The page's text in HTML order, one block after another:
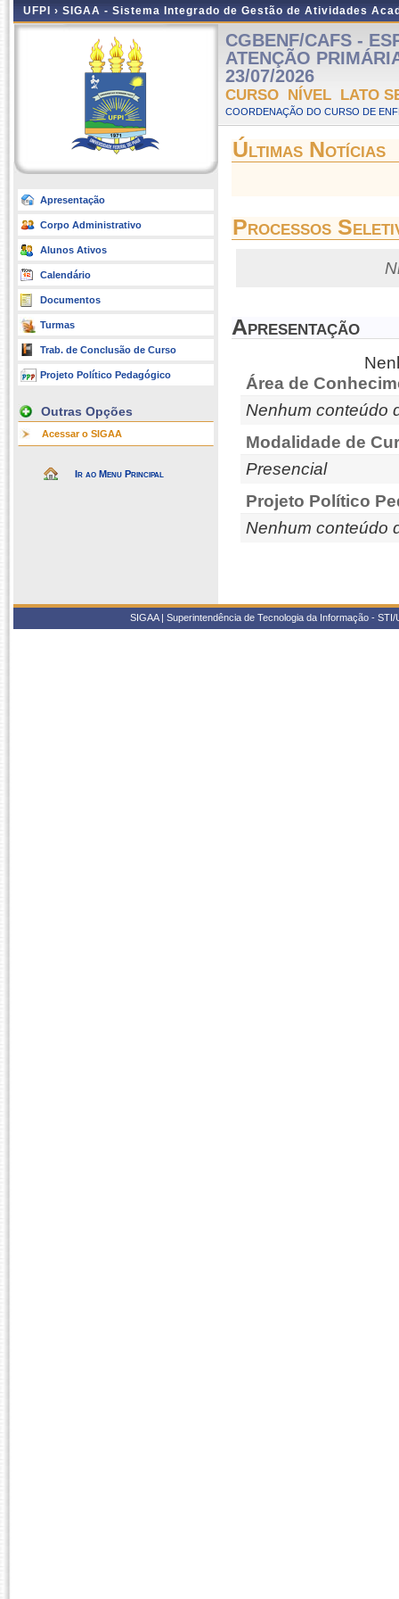
UFPI › SIGAA - Sistema Integrado de Gestão de Atividades
Apresentação
Corpo Administrativo
Alunos Ativos
Calendário
Documentos
Turmas
Trab. de Conclusão de Curso
Projeto Político Pedagógico
Outras Opções
Acessar o SIGAA
Ir ao Menu Principal
CGBENF/CAFS -
ATENÇÃO
23/07/2026
CURSO NÍVEL LATO
COORDENAÇÃO DO CURSO DE
Últimas Notícias
Processos
Apresentação
Área de
Nenhum conteúdo
Modalidade de
Presencial
Projeto Político
Nenhum conteúdo
SIGAA | Superintendência de Tecnologia da Informação -